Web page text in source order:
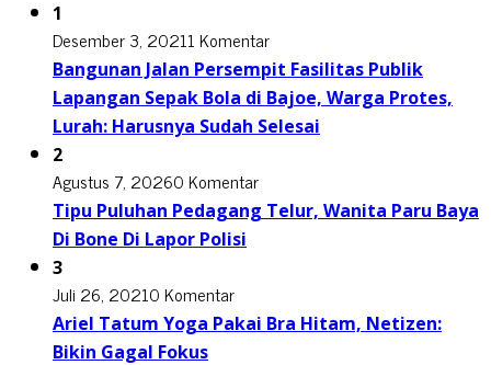
1
Desember 3, 20211 Komentar
Bangunan Jalan Persempit Fasilitas Publik
Lapangan Sepak Bola di Bajoe, Warga Protes,
Lurah: Harusnya Sudah Selesai
2
Agustus 7, 20260 Komentar
Tipu Puluhan Pedagang Telur, Wanita Paru Baya
Di Bone Di Lapor Polisi
3
Juli 26, 20210 Komentar
Ariel Tatum Yoga Pakai Bra Hitam, Netizen:
Bikin Gagal Fokus